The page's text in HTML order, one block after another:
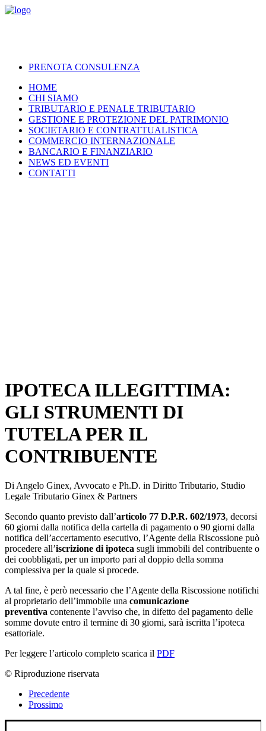
PRENOTA CONSULENZA
HOME
CHI SIAMO
TRIBUTARIO E PENALE TRIBUTARIO
GESTIONE E PROTEZIONE DEL PATRIMONIO
SOCIETARIO E CONTRATTUALISTICA
COMMERCIO INTERNAZIONALE
BANCARIO E FINANZIARIO
NEWS ED EVENTI
CONTATTI
IPOTECA ILLEGITTIMA:
GLI STRUMENTI DI
TUTELA PER IL
CONTRIBUENTE
Di Angelo Ginex, Avvocato e Ph.D. in Diritto Tributario, Studio
Legale Tributario Ginex & Partners
Secondo quanto previsto dall’articolo 77 D.P.R. 602/1973, decorsi
60 giorni dalla notifica della cartella di pagamento o 90 giorni dalla
notifica dell’accertamento esecutivo, l’Agente della Riscossione può
procedere all’iscrizione di ipoteca sugli immobili del contribuente o
dei coobbligati, per un importo pari al doppio della somma
complessiva per la quale si procede.
A tal fine, è però necessario che l’Agente della Riscossione notifichi
al proprietario dell’immobile una comunicazione
preventiva contenente l’avviso che, in difetto del pagamento delle
somme dovute entro il termine di 30 giorni, sarà iscritta l’ipoteca
esattoriale.
Per leggere l’articolo completo scarica il PDF
© Riproduzione riservata
Precedente
Prossimo